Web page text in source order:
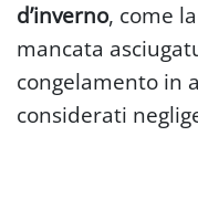
d’inverno, come
mancata
congelamento in
considerati